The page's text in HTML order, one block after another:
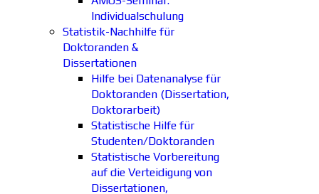
Individualschulung
Statistik-Nachhilfe für
Doktoranden &
Dissertationen
Hilfe bei Datenanalyse für
Doktoranden (Dissertation,
Doktorarbeit)
Statistische Hilfe für
Studenten/Doktoranden
Statistische Vorbereitung
auf die Verteidigung von
Dissertationen,